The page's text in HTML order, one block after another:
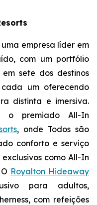
empresa líder em
com um portfólio
sete dos destinos
um oferecendo
distinta e imersiva.
o premiado All-In
, onde Todos são
conforto e serviço
como All-In
Royalton Hideaway
para adultos,
, com refeições